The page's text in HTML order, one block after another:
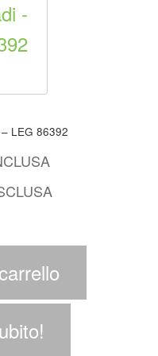
Curva TAZ a 90 gradi – LEG 86392